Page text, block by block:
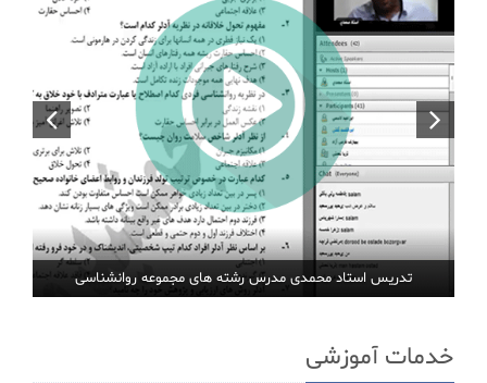
تدریس استاد محمدی مدرس رشته های مجموعه روانشناسی
خدمات آموزشی